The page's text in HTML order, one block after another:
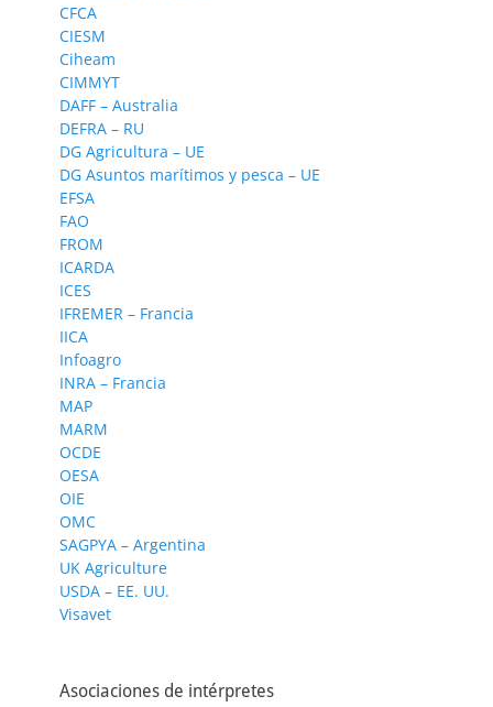
CFCA
CIESM
Ciheam
CIMMYT
DAFF – Australia
DEFRA – RU
DG Agricultura – UE
DG Asuntos marítimos y pesca – UE
EFSA
FAO
FROM
ICARDA
ICES
IFREMER – Francia
IICA
Infoagro
INRA – Francia
MAP
MARM
OCDE
OESA
OIE
OMC
SAGPYA – Argentina
UK Agriculture
USDA – EE. UU.
Visavet
Asociaciones de intérpretes